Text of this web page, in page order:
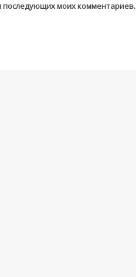
последующих моих комментариев.